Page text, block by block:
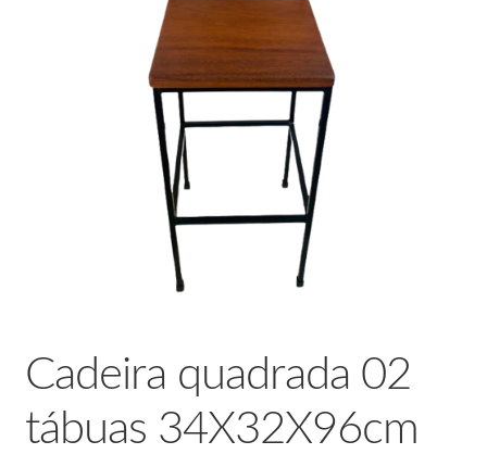
Cadeira quadrada 02
tábuas 34X32X96cm